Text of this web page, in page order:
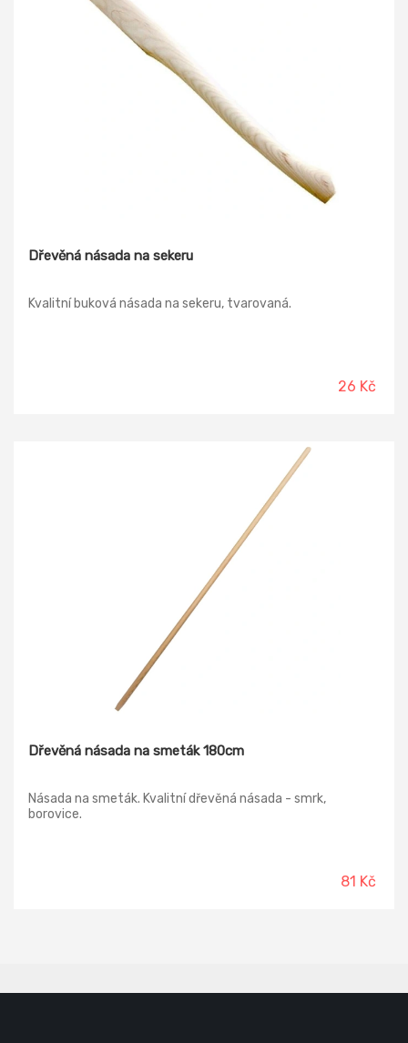
Dřevěná násada na sekeru
Kvalitní buková násada na sekeru, tvarovaná.
26 Kč
Dřevěná násada na smeták 180cm
Násada na smeták. Kvalitní dřevěná násada - smrk,
borovice.
81 Kč